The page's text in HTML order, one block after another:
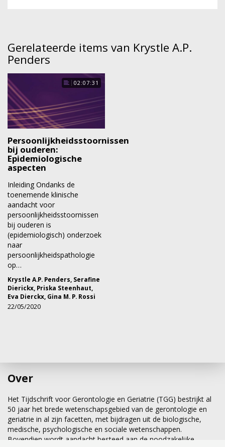
Gerelateerde items van Krystle A.P.
Penders
02:07:31
Persoonlijkheidsstoornissen
bij ouderen:
Epidemiologische
aspecten
Inleiding Ondanks de
toenemende klinische
aandacht voor
persoonlijkheidsstoornissen
bij ouderen is
(epidemiologisch) onderzoek
naar
persoonlijkheidspathologie
op…
Krystle A.P. Penders Serafine
Dierickx Priska Steenhaut
Eva Dierckx Gina M. P. Rossi
22/05/2020
Over
Het Tijdschrift voor Gerontologie en Geriatrie (TGG) bestrijkt al
50 jaar het brede wetenschapsgebied van de gerontologie en
geriatrie in al zijn facetten, met bijdragen uit de biologische,
medische, psychologische en sociale wetenschappen.
Bovendien wordt aandacht besteed aan de noodzakelijke